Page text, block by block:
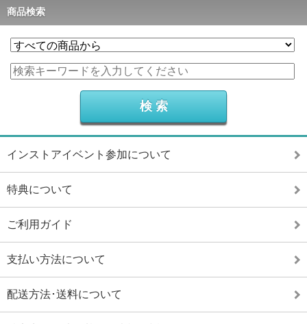
商品検索
インストアイベント参加について
特典について
ご利用ガイド
支払い方法について
配送方法･送料について